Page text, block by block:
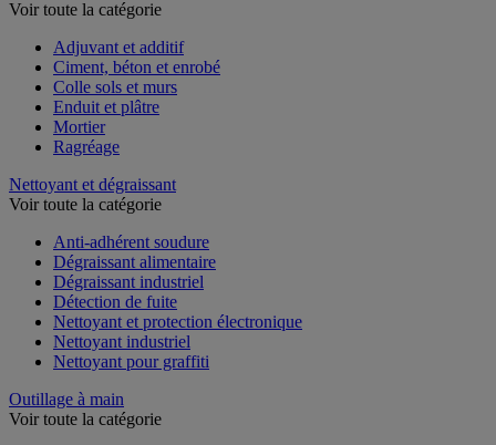
Voir toute la catégorie
Adjuvant et additif
Ciment, béton et enrobé
Colle sols et murs
Enduit et plâtre
Mortier
Ragréage
Nettoyant et dégraissant
Voir toute la catégorie
Anti-adhérent soudure
Dégraissant alimentaire
Dégraissant industriel
Détection de fuite
Nettoyant et protection électronique
Nettoyant industriel
Nettoyant pour graffiti
Outillage à main
Voir toute la catégorie